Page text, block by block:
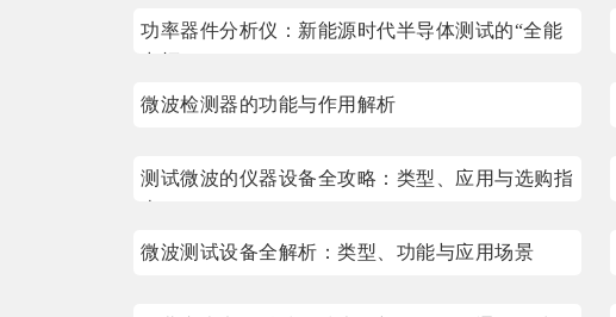
功率器件分析仪：新能源时代半导体测试的“全能
微波检测器的功能与作用解析
测试微波的仪器设备全攻略：类型、应用与选购指
微波测试设备全解析：类型、功能与应用场景